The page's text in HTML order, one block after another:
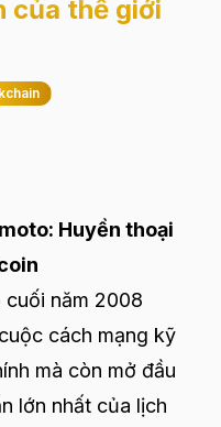
của thế giới
Huyền thoại
năm 2008
cách mạng kỹ
mà còn mở đầu
lớn nhất của lịch